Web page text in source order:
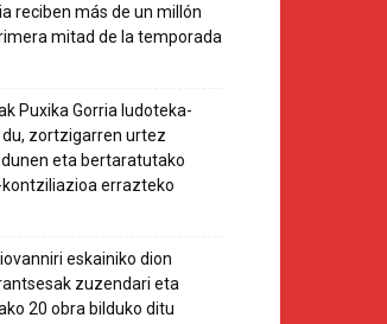
reciben más de un millón
mitad de la temporada
Puxika Gorria ludoteka-
zortzigarren urtez
eta bertaratutako
errazteko
eskainiko dion
zuzendari eta
20 obra bilduko ditu